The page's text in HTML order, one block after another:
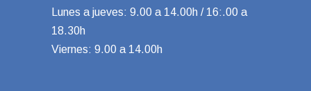
Lunes a jueves: 9.00 a 14.00h / 16:.00 a
18.30h
Viernes: 9.00 a 14.00h